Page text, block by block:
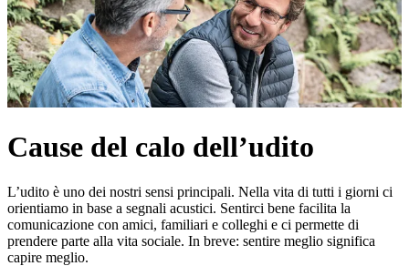
Cause del calo dell’udito
L’udito è uno dei nostri sensi principali. Nella vita di tutti i giorni ci
orientiamo in base a segnali acustici. Sentirci bene facilita la
comunicazione con amici, familiari e colleghi e ci permette di
prendere parte alla vita sociale. In breve: sentire meglio significa
capire meglio.